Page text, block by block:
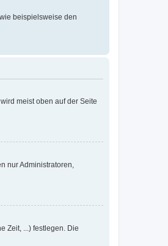
beispielsweise den
meist oben auf der Seite
nur Administratoren,
Zeit, ...) festlegen. Die